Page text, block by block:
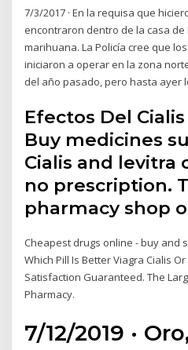
7/3/2017 · En la requisa que
encontraron dentro de la casa de
marihuana. La Policía cree que
iniciaron a operar en la zona
del año pasado, pero hasta ayer
Efectos Del
Buy medicines
Cialis and levitra
no prescription.
pharmacy shop
Cheapest drugs online - buy and
Which Pill Is Better Viagra Cialis
Satisfaction Guaranteed. The
Pharmacy.
7/12/2019 ·